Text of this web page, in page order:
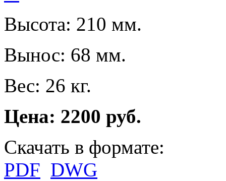
Высота: 210 мм.
Вынос: 68 мм.
Вес: 26 кг.
Цена: 2200 руб.
Скачать в формате:
PDF DWG